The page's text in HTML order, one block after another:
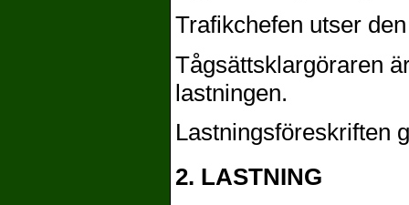
Trafikchefen utser
Tågsättsklargöraren
lastningen.
Lastningsföreskriften
2. LASTNING